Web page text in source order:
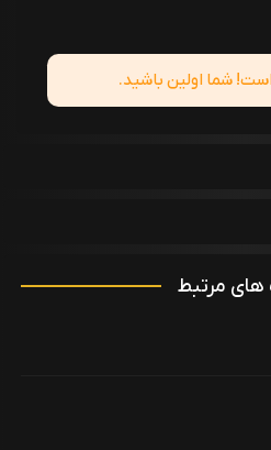
شما اولین باشید.
مرتبط